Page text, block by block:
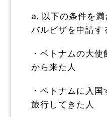
a. 以下の条件を
バルビザを申請す
・ベトナムの大
から来た人
・ベトナムに入
旅行してきた人